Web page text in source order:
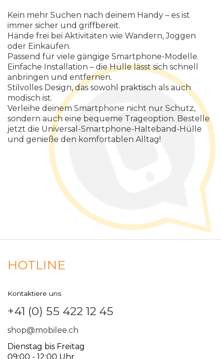
Kein me hr Suchen nach deinem Handy – es ist
immer sicher und griffbereit.
Hände frei bei Aktivitäten wie Wandern, Joggen
oder Ein kaufen.
Passend für vie e gängige Smartp hone-Mode e.
Einfache Insta ation – die Hülle lässt sich schne
anbringen und entfernen.
Sti vo es Design, das sowo h pra ktisch a s auch
modisch ist.
Ver ei he deinem Smartp hone nicht nur Schutz,
sondern auch eine bequeme Trageoption. Beste le
jetzt die Universa -Smartp hone-Ha teband -Hü
e
und genieße den komfortab en Al tag!
HOTLINE
Kontaktiere uns
+41 (0) 55 422 12 45
shop@mobilee.ch
Dienstag bis Freitag
09:00 - 12:00 Uhr